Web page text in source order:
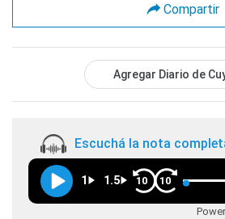
Compartir
Agregar Diario de
Escuchá la nota
1 1.5 10 10